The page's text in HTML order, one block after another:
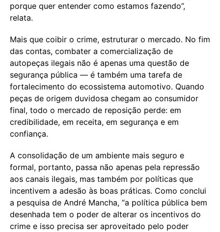
porque quer entender como estamos fazendo”,
relata.
Mais que coibir o crime, estruturar o mercado. No fim
das contas, combater a comercialização de
autopeças ilegais não é apenas uma questão de
segurança pública — é também uma tarefa de
fortalecimento do ecossistema automotivo. Quando
peças de origem duvidosa chegam ao consumidor
final, todo o mercado de reposição perde: em
credibilidade, em receita, em segurança e em
confiança.
A consolidação de um ambiente mais seguro e
formal, portanto, passa não apenas pela repressão
aos canais ilegais, mas também por políticas que
incentivem a adesão às boas práticas. Como conclui
a pesquisa de André Mancha, “a política pública bem
desenhada tem o poder de alterar os incentivos do
crime e isso precisa ser aproveitado pelo poder